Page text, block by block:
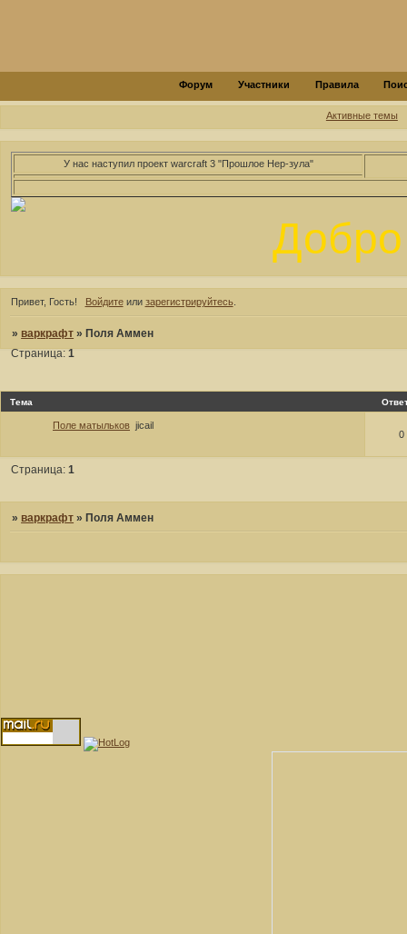
Форум Участники Правила
Активные темы
У нас наступил проект warcraft 3 "Прошлое Нер-зула"
Добро
Привет, Гость! Войдитеили зарегистрируйтесь.
» варкрафт »Поля Аммен
Страница:1
Тема
Поле матыльков jicail
0
Страница:1
» варкрафт »Поля Аммен